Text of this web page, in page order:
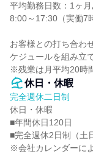
平均勤務日数：1ヶ
8:00～17:30（実働7
お客様との打ち合わ
ケジュールを組み立
※残業は月平均20時
休日・休暇
完全週休二日制
休日・休暇
■年間休日120日
■完全週休2日制（土
※会社カレンダーに